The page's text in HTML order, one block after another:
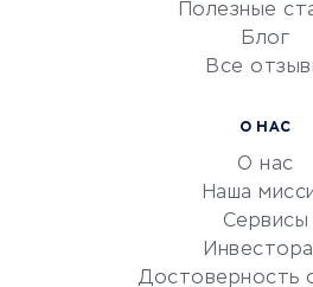
УСЛУГИ ДЛЯ БИЗНЕСА
документооборот
Полезные
Блог
Все
О НАС
О нас
Наша
Сервисы
Достоверность